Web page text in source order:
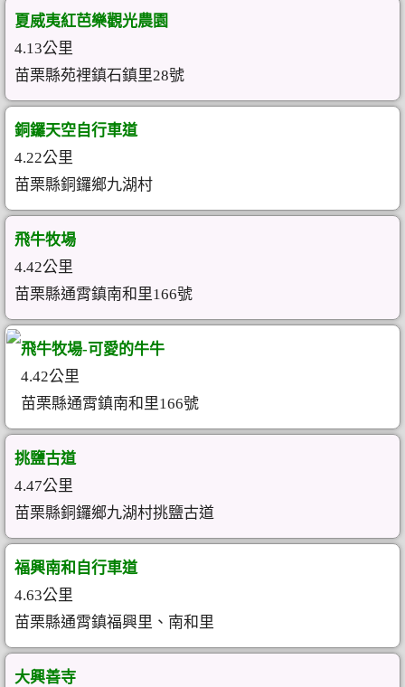
夏威夷紅芭樂觀光農園
4.13公里
苗栗縣苑裡鎮石鎮里28號
銅鑼天空自行車道
4.22公里
苗栗縣銅鑼鄉九湖村
飛牛牧場
4.42公里
苗栗縣通霄鎮南和里166號
飛牛牧場-可愛的牛牛
4.42公里
苗栗縣通霄鎮南和里166號
挑鹽古道
4.47公里
苗栗縣銅鑼鄉九湖村挑鹽古道
福興南和自行車道
4.63公里
苗栗縣通霄鎮福興里、南和里
大興善寺